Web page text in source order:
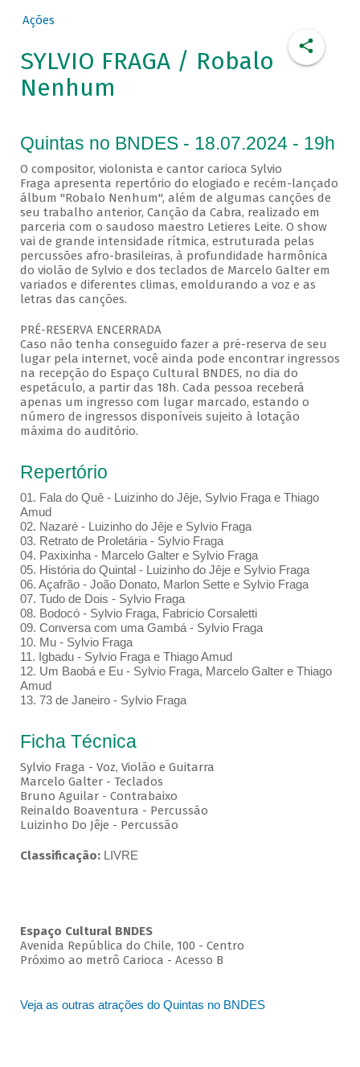
Ações
SYLVIO FRAGA / Robalo
Nenhum
Quintas no BNDES - 18.07.2024 - 19h
O compositor, violonista e cantor carioca Sylvio
Fraga apresenta repertório do elogiado e recém-lançado
álbum "Robalo Nenhum", além de algumas canções de
seu trabalho anterior, Canção da Cabra, realizado em
parceria com o saudoso maestro Letieres Leite. O show
vai de grande intensidade rítmica, estruturada pelas
percussões afro-brasileiras, à profundidade harmônica
do violão de Sylvio e dos teclados de Marcelo Galter em
variados e diferentes climas, emoldurando a voz e as
letras das canções.
PRÉ-RESERVA ENCERRADA
Caso não tenha conseguido fazer a pré-reserva de seu
lugar pela internet, você ainda pode encontrar ingressos
na recepção do Espaço Cultural BNDES, no dia do
espetáculo, a partir das 18h. Cada pessoa receberá
apenas um ingresso com lugar marcado, estando o
número de ingressos disponíveis sujeito à lotação
máxima do auditório.
Repertório
01. Fala do Quê - Luizinho do Jêje, Sylvio Fraga e Thiago
Amud
02. Nazaré - Luizinho do Jêje e Sylvio Fraga
03. Retrato de Proletária - Sylvio Fraga
04. Paxixinha - Marcelo Galter e Sylvio Fraga
05. História do Quintal - Luizinho do Jêje e Sylvio Fraga
06. Açafrão - João Donato, Marlon Sette e Sylvio Fraga
07. Tudo de Dois - Sylvio Fraga
08. Bodocó - Sylvio Fraga, Fabricio Corsaletti
09. Conversa com uma Gambá - Sylvio Fraga
10. Mu - Sylvio Fraga
11. Igbadu - Sylvio Fraga e Thiago Amud
12. Um Baobá e Eu - Sylvio Fraga, Marcelo Galter e Thiago
Amud
13. 73 de Janeiro - Sylvio Fraga
Ficha Técnica
Sylvio Fraga - Voz, Violão e Guitarra
Marcelo Galter - Teclados
Bruno Aguilar - Contrabaixo
Reinaldo Boaventura - Percussão
Luizinho Do Jêje - Percussão
Classificação: LIVRE
Espaço Cultural BNDES
Avenida República do Chile, 100 - Centro
Próximo ao metrô Carioca - Acesso B
Veja as outras atrações do Quintas no BNDES